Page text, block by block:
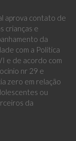
aprova contato de
crianças e
da
com a Política
e de acordo com
nr 29 e
zero em relação
ou
da